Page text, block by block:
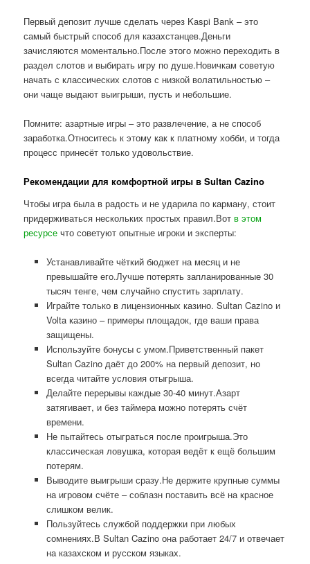
Первый депозит лучше сделать через Kaspi Bank – это
самый быстрый способ для казахстанцев.Деньги
зачисляются моментально.После этого можно переходить в
раздел слотов и выбирать игру по душе.Новичкам советую
начать с классических слотов с низкой волатильностью –
они чаще выдают выигрыши, пусть и небольшие.
Помните: азартные игры – это развлечение, а не способ
заработка.Относитесь к этому как к платному хобби, и тогда
процесс принесёт только удовольствие.
Рекомендации для комфортной игры в Sultan Cazino
Чтобы игра была в радость и не ударила по карману, стоит
придерживаться нескольких простых правил.Вотв этом
ресурсе что советуют опытные игроки и эксперты:
Устанавливайте чёткий бюджет на месяц и не
превышайте его.Лучше потерять запланированные 30
тысяч тенге, чем случайно спустить зарплату.
Играйте только в лицензионных казино. Sultan Cazino и
Volta казино – примеры площадок, где ваши права
защищены.
Используйте бонусы с умом.Приветственный пакет
Sultan Cazino даёт до 200% на первый депозит, но
всегда читайте условия отыгрыша.
Делайте перерывы каждые 30-40 минут.Азарт
затягивает, и без таймера можно потерять счёт
времени.
Не пытайтесь отыграться после проигрыша.Это
классическая ловушка, которая ведёт к ещё большим
потерям.
Выводите выигрыши сразу.Не держите крупные суммы
на игровом счёте – соблазн поставить всё на красное
слишком велик.
Пользуйтесь службой поддержки при любых
сомнениях.В Sultan Cazino она работает 24/7 и отвечает
на казахском и русском языках.